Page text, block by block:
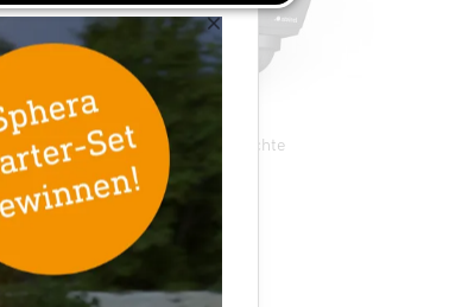
×
E27 Sensor-Außenleuchte
L 10 S